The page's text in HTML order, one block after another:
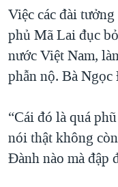
Việc các đài
phủ Mã Lai đục
nước Việt Nam,
phẫn nộ. Bà
“Cái đó là quá
nói thật không
Đành nào mà đập